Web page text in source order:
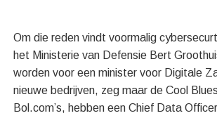
Om die reden vindt voormalig
het Ministerie van Defensie Bert
worden voor een minister voor Digitale
nieuwe bedrijven, zeg maar de Cool
Bol.com’s, hebben een Chief Data